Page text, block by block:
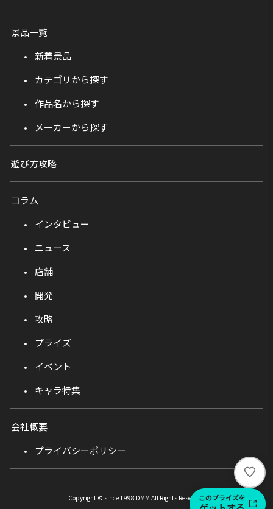
い
い
このプライズを
景品一覧
新着景品
カテゴリから探す
作品名から探す
メーカーから探す
遊び方攻略
コラム
インタビュー
ニュース
店舗
開発
攻略
プライズ
イベント
キャラ特集
会社概要
プライバシーポリシー
Copyright © since 1998 DMM All Rights Reserved.